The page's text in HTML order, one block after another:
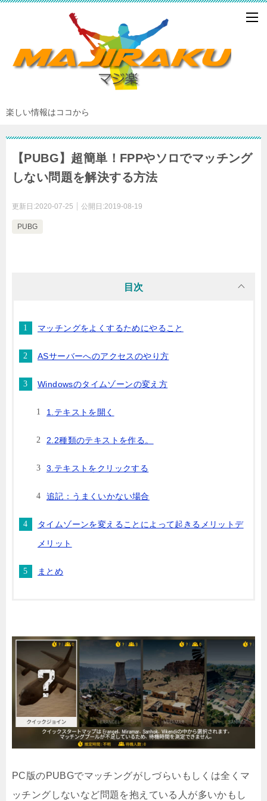
楽しい情報はココから
【PUBG】超簡単！FPPやソロでマッチング
しない問題を解決する方法
更新日:2020-07-25 公開日:2019-08-19
PUBG
目次
マッチングをよくするためにやること
ASサーバーへのアクセスのやり方
Windowsのタイムゾーンの変え方
1.テキストを開く
2.2種類のテキストを作る。
3.テキストをクリックする
追記：うまくいかない場合
タイムゾーンを変えることによって起きるメリットデ
メリット
まとめ
PC版のPUBGでマッチングがしづらいもしくは全くマ
ッチングしないなど問題を抱えている人が多いかもし